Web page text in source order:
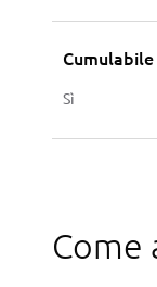
Cumulabile
Sì
Come